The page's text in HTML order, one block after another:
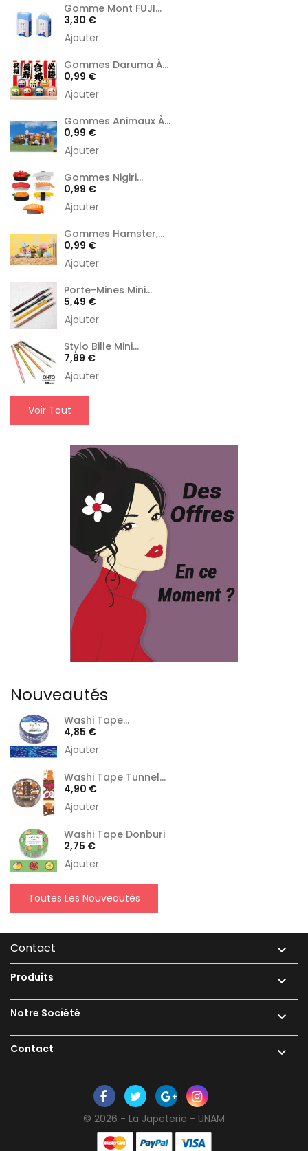
Gomme Mont FUJI...
Prix
3,30 €
Ajouter
Gommes Daruma À...
Prix
0,99 €
Ajouter
Gommes Animaux À...
Prix
0,99 €
Ajouter
Gommes Nigiri...
Prix
0,99 €
Ajouter
Gommes Hamster,...
Prix
0,99 €
Ajouter
Porte-Mines Mini...
Prix
5,49 €
Ajouter
Stylo Bille Mini...
Prix
7,89 €
Ajouter
Voir Tout
Nouveautés
Washi Tape...
Prix
4,85 €
Ajouter
Washi Tape Tunnel...
Prix
4,90 €
Ajouter
Washi Tape Donburi
Prix
2,75 €
Ajouter
Toutes Les Nouveautés
Contact 
Produits 
Notre Société 
Contact 
© 2026 - La Japeterie - UNAM